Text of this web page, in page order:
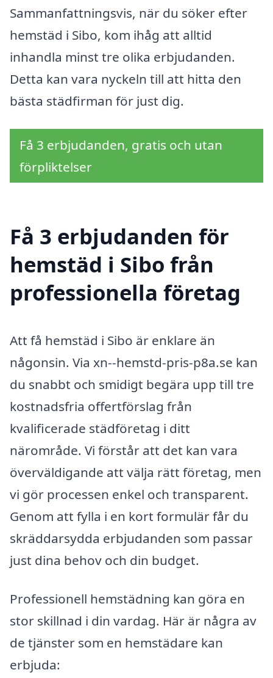
Sammanfattningsvis, när du söker efter
hemstäd i Sibo, kom ihåg att alltid
inhandla minst tre olika erbjudanden.
Detta kan vara nyckeln till att hitta den
bästa städfirman för just dig.
Få 3 erbjudanden, gratis och utan
förpliktelser
Få 3 erbjudanden för
hemstäd i Sibo från
professionella företag
Att få hemstäd i Sibo är enklare än
någonsin. Via xn--hemstd-pris-p8a.se kan
du snabbt och smidigt begära upp till tre
kostnadsfria offertförslag från
kvalificerade städföretag i ditt
närområde. Vi förstår att det kan vara
överväldigande att välja rätt företag, men
vi gör processen enkel och transparent.
Genom att fylla i en kort formulär får du
skräddarsydda erbjudanden som passar
just dina behov och din budget.
Professionell hemstädning kan göra en
stor skillnad i din vardag. Här är några av
de tjänster som en hemstädare kan
erbjuda: